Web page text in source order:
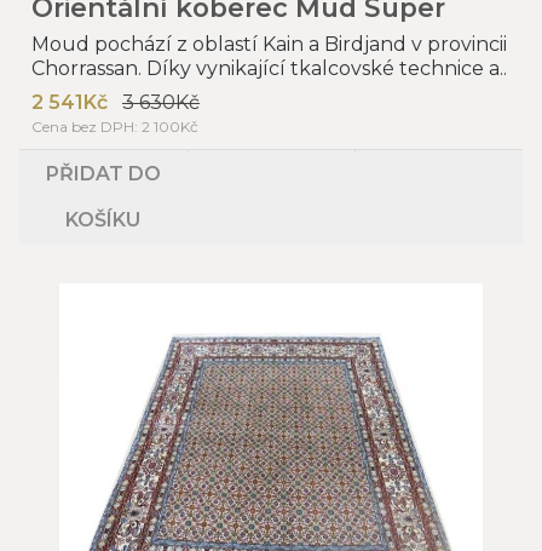
Orientální koberec Mud Super
Moud pochází z oblastí Kain a Birdjand v provincii
Chorrassan. Díky vynikající tkalcovské technice a..
2 541Kč
3 630Kč
Cena bez DPH: 2 100Kč
PŘIDAT DO
KOŠÍKU